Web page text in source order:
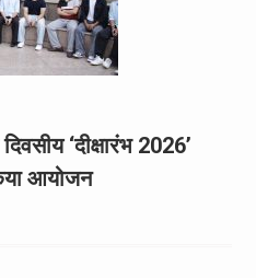
‘दीक्षारंभ 2026’
आयोजन